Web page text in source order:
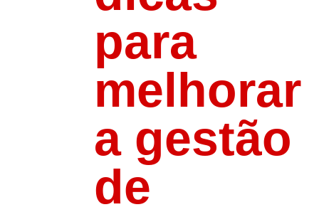
para
melhorar
a gestão
de